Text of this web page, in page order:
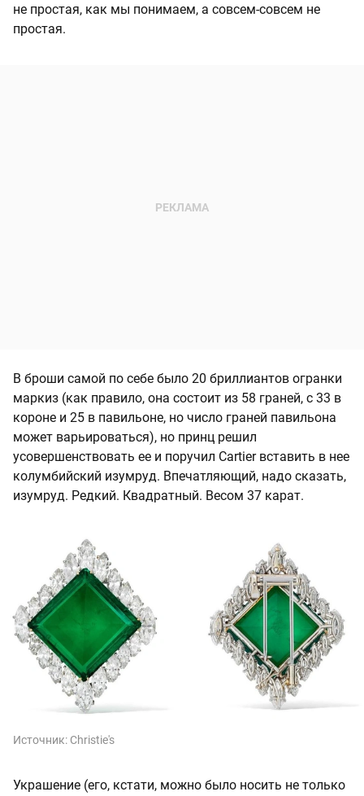
не простая, как мы понимаем, а совсем-совсем не
простая.
В броши самой по себе было 20 бриллиантов огранки
маркиз (как правило, она состоит из 58 граней, с 33 в
короне и 25 в павильоне, но число граней павильона
может варьироваться), но принц решил
усовершенствовать ее и поручил Cartier вставить в нее
колумбийский изумруд. Впечатляющий, надо сказать,
изумруд. Редкий. Квадратный. Весом 37 карат.
Источник: Christie's
Украшение (его, кстати, можно было носить не только